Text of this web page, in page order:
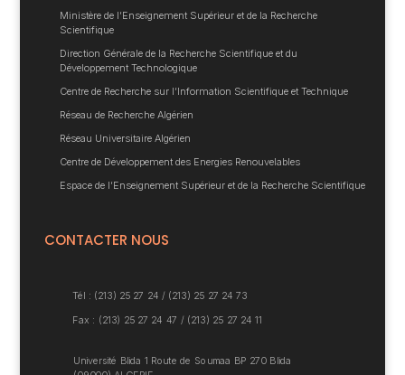
Ministère de l’Enseignement Supérieur et de la Recherche
Scientifique
Direction Générale de la Recherche Scientifique et du
Développement Technologique
Centre de Recherche sur l’Information Scientifique et Technique
Réseau de Recherche Algérien
Réseau Universitaire Algérien
Centre de Développement des Energies Renouvelables
Espace de l’Enseignement Supérieur et de la Recherche Scientifique
CONTACTER NOUS
Tél : (213) 25 27 24 / (213) 25 27 24 73
Fax : (213) 25 27 24 47 / (213) 25 27 24 11
Université Blida 1 Route de Soumaa BP 270 Blida